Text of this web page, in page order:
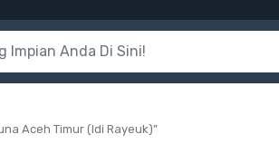
Aceh Timur (Idi Rayeuk)”